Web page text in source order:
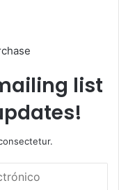
list